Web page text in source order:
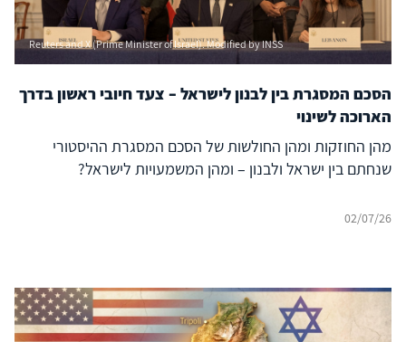
Reuters and X (Prime Minister of Israel). Modified by INSS
הסכם המסגרת בין לבנון לישראל – צעד חיובי ראשון בדרך
הארוכה לשינוי
מהן החוזקות ומהן החולשות של הסכם המסגרת ההיסטורי
שנחתם בין ישראל ולבנון – ומהן המשמעויות לישראל?
02/07/26